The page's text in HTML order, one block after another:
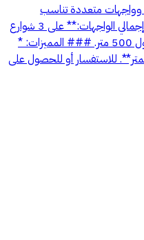
وواجهات متعددة تناسب
المشاريع الزراعية والاستثمارية. ### تفاصيل العقار: * **نوع العقار:** أرض زراعية خام * **الموقع:** شمال حائل – التربية * **المساحة:** 500,000 متر مربع * **سعر المتر:** 8 ريالات * **إجمالي الواجهات:** على 3 شوارع
### حدود وواجهات الأرض: * **شمالًا:** شارع بعرض 100 متر (حرم طريق التربية) بطول 1,000 متر. * **شرقًا:** شارع بعرض 50 متر بطول 500 متر. * **غربًا:** شارع بعرض 50 متر بطول 500 متر. ### المميزات: *
ثلاثة شوارع. * توفر خدمة الكهرباء. * يوجد بئر داخل الأرض. * مناسبة للاستثمار الزراعي والمشاريع المستقبلية. **السعر:** **8 ريالات للمتر**. للاستفسار أو للحصول على